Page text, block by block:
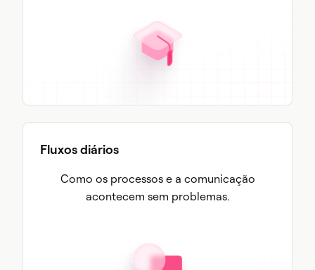
Fluxos diários
Como os processos e a comunicação
acontecem sem problemas.